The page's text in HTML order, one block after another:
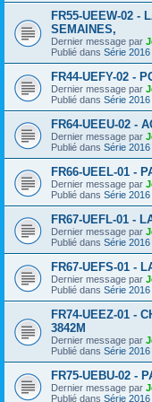
FR55-UEEW-02 -
SEMAINES,
Dernier message par
Publié dans Série 2016
FR44-UEFY-02 -
Dernier message par
Publié dans Série 2016
FR64-UEEU-02 -
Dernier message par
Publié dans Série 2016
FR66-UEEL-01 -
Dernier message par
Publié dans Série 2016
FR67-UEFL-01 -
Dernier message par
Publié dans Série 2016
FR67-UEFS-01 -
Dernier message par
Publié dans Série 2016
FR74-UEEZ-01 -
3842M
Dernier message par
Publié dans Série 2016
FR75-UEBU-02 -
Dernier message par
Publié dans Série 2016